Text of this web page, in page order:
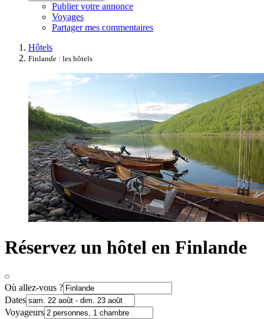
Publier votre annonce
Voyages
Partager mes commentaires
Hôtels
Finlande : les hôtels
Réservez un hôtel en Finlande
Où allez-vous ?
Dates
Voyageurs